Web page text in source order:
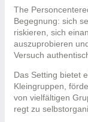
The
Begegnung: sich
riskieren, sich
auszuprobieren
Versuch
Das Setting bietet
Kleingruppen,
von vielfältigen
regt zu